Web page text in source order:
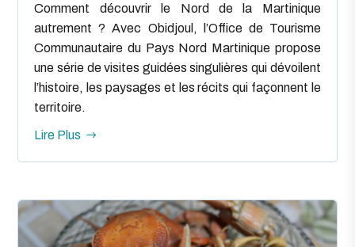
Comment découvrir le Nord de la Martinique
autrement ? Avec Obidjoul, l’Office de Tourisme
Communautaire du Pays Nord Martinique propose
une série de visites guidées singulières qui dévoilent
l’histoire, les paysages et les récits qui façonnent le
territoire.
Lire Plus